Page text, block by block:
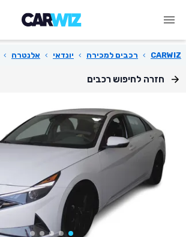
CARWIZ
› רכבים למכירה › יונדאי › אלנטרה ›
חזרה לחיפוש רכבים